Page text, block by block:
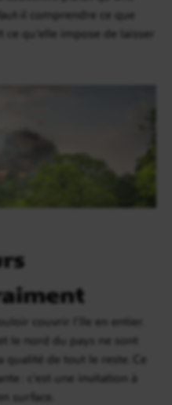
il comprendre ce que
qu’elle impose de laisser
couvrir l’île en entier.
le nord du pays ne sont
qualité de tout le reste. Ce
: c’est une invitation à
surface.